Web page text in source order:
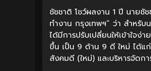
ชัชชาติ โชว์ผลงาน 1 ปี นายชั
ทำงาน กรุงเทพฯ” ว่า สำหรั
ได้มีการปรับเปลี่ยนให้เข้าใจ
ขื้น เป็น 9 ด้าน 9 ดี ใหม่ ได้แ
สังคมดี (ใหม่) และบริหารจัดก